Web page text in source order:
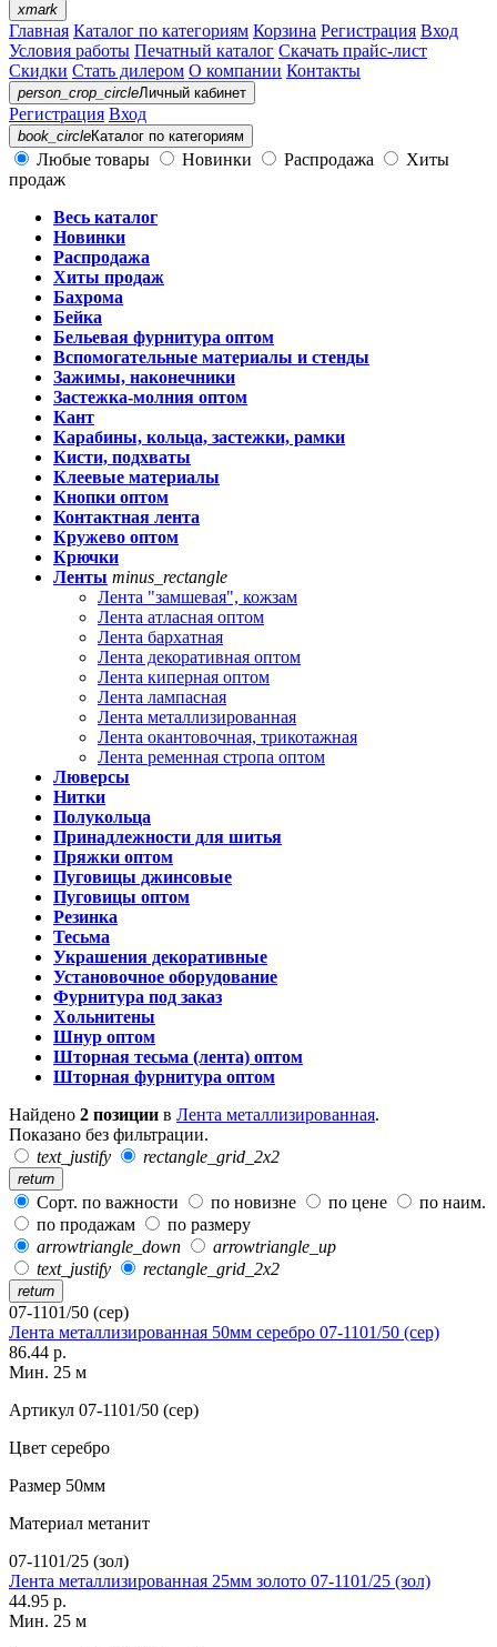
xmark
Главная Каталог по категориям Корзина Регистрация Вход
Условия работы Печатный каталог Скачать прайс-лист
Скидки Стать дилером О компании Контакты
person_crop_circleЛичный кабинет
Регистрация Вход
book_circleКаталог по категориям
Любые товары Новинки Распродажа
Хиты
продаж
Весь каталог
Новинки
Распродажа
Хиты продаж
Бахрома
Бейка
Бельевая фурнитура оптом
Вспомогательные материалы и стенды
Зажимы, наконечники
Застежка-молния оптом
Кант
Карабины, кольца, застежки, рамки
Кисти, подхваты
Клеевые материалы
Кнопки оптом
Контактная лента
Кружево оптом
Крючки
Ленты minus_rectangle
Лента "замшевая", кожзам
Лента атласная оптом
Лента бархатная
Лента декоративная оптом
Лента киперная оптом
Лента лампасная
Лента металлизированная
Лента окантовочная, трикотажная
Лента ременная стропа оптом
Люверсы
Нитки
Полукольца
Принадлежности для шитья
Пряжки оптом
Пуговицы джинсовые
Пуговицы оптом
Резинка
Тесьма
Украшения декоративные
Установочное оборудование
Фурнитура под заказ
Хольнитены
Шнур оптом
Шторная тесьма (лента) оптом
Шторная фурнитура оптом
Найдено 2 позиции в Лента металлизированная.
Показано без фильтрации.
text_justify
rectangle_grid_2x2
return
Сорт. по важности по новизне по цене
по наим.
по продажам
по размеру
arrowtriangle_down
arrowtriangle_up
text_justify
rectangle_grid_2x2
return
07-1101/50 (сер)
Лента металлизированная 50мм серебро 07-1101/50 (сер)
86.44 р.
Мин. 25 м
Артикул 07-1101/50 (сер)
Цвет серебро
Размер 50мм
Материал метанит
07-1101/25 (зол)
Лента металлизированная 25мм золото 07-1101/25 (зол)
44.95 р.
Мин. 25 м